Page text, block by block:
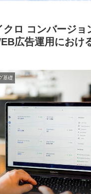
クロ コンバージョ
広告運用におけ
基礎